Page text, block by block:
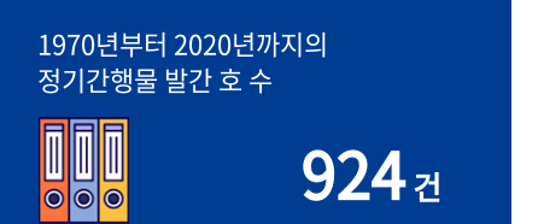
1970년부터 2020년까지의
정기간행물 발간 호 수
924건